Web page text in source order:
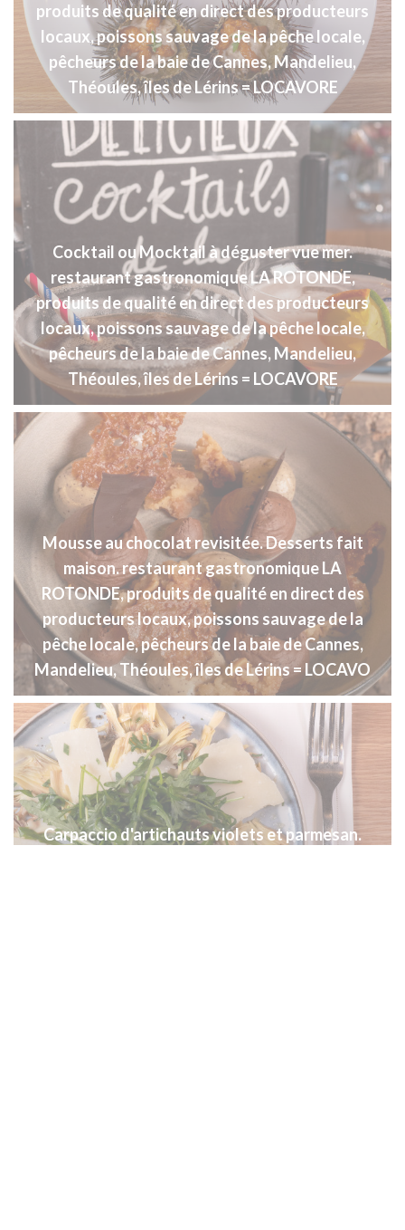
produits de qualité en direct des producteurs
locaux, poissons sauvage de la pêche locale,
pêcheurs de la baie de Cannes, Mandelieu,
Théoules, îles de Lérins = LOCAVORE
Cocktail ou Mocktail à déguster vue mer.
restaurant gastronomique LA ROTONDE,
produits de qualité en direct des producteurs
locaux, poissons sauvage de la pêche locale,
pêcheurs de la baie de Cannes, Mandelieu,
Théoules, îles de Lérins = LOCAVORE
Mousse au chocolat revisitée. Desserts fait
maison. restaurant gastronomique LA
ROTONDE, produits de qualité en direct des
producteurs locaux, poissons sauvage de la
pêche locale, pêcheurs de la baie de Cannes,
Mandelieu, Théoules, îles de Lérins = LOCAVO
Carpaccio d'artichauts violets et parmesan.